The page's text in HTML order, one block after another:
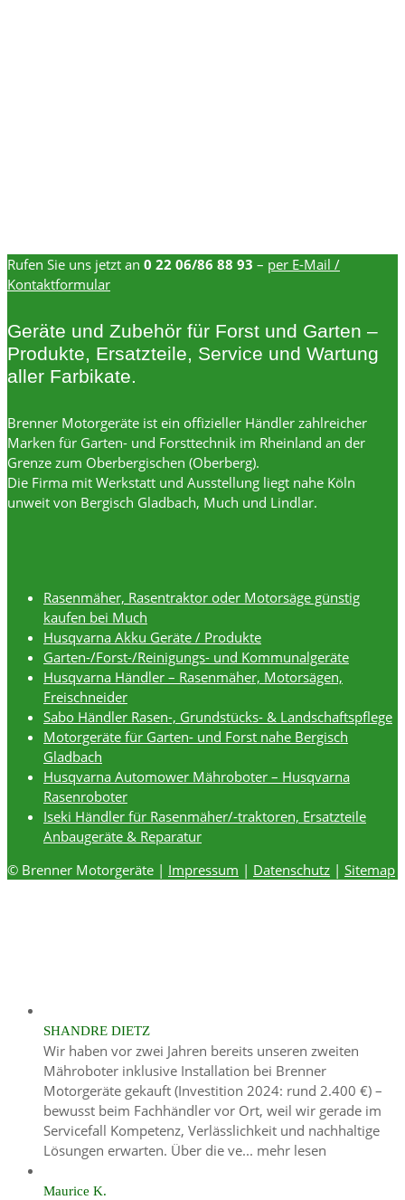
Rufen Sie uns jetzt an 0 22 06/86 88 93 – per E-Mail /
Kontaktformular
Geräte und Zubehör für Forst und Garten –
Produkte, Ersatzteile, Service und Wartung
aller Farbikate.
Brenner Motorgeräte ist ein offizieller Händler zahlreicher
Marken für Garten- und Forsttechnik im Rheinland an der
Grenze zum Oberbergischen (Oberberg).
Die Firma mit Werkstatt und Ausstellung liegt nahe Köln
unweit von Bergisch Gladbach, Much und Lindlar.
Rasenmäher, Rasentraktor oder Motorsäge günstig
kaufen bei Much
Husqvarna Akku Geräte / Produkte
Garten-/Forst-/Reinigungs- und Kommunalgeräte
Husqvarna Händler – Rasenmäher, Motorsägen,
Freischneider
Sabo Händler Rasen-, Grundstücks- & Landschaftspflege
Motorgeräte für Garten- und Forst nahe Bergisch
Gladbach
Husqvarna Automower Mähroboter – Husqvarna
Rasenroboter
Iseki Händler für Rasenmäher/-traktoren, Ersatzteile
Anbaugeräte & Reparatur
© Brenner Motorgeräte | Impressum | Datenschutz | Sitemap
SHANDRE DIETZ
Wir haben vor zwei Jahren bereits unseren zweiten
Mähroboter inklusive Installation bei Brenner
Motorgeräte gekauft (Investition 2024: rund 2.400 €) –
bewusst beim Fachhändler vor Ort, weil wir gerade im
Servicefall Kompetenz, Verlässlichkeit und nachhaltige
Lösungen erwarten. Über die ve... mehr lesen
Maurice K.